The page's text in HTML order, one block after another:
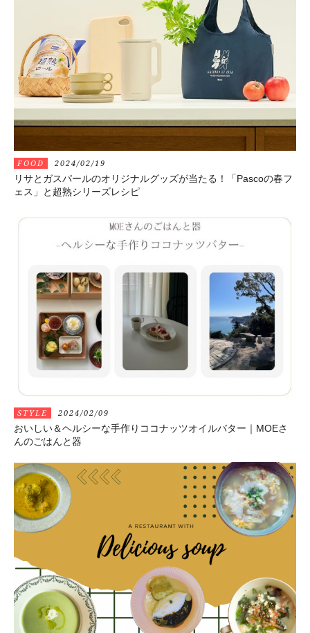
FOOD 2024/02/19
リサとガスパールのオリジナルグッズが当たる！「Pascoの春フ
ェス」と超熟シリーズレシピ
STYLE 2024/02/09
おいしい＆ヘルシーな手作りココナッツオイルバター｜MOEさ
んのごはんと器